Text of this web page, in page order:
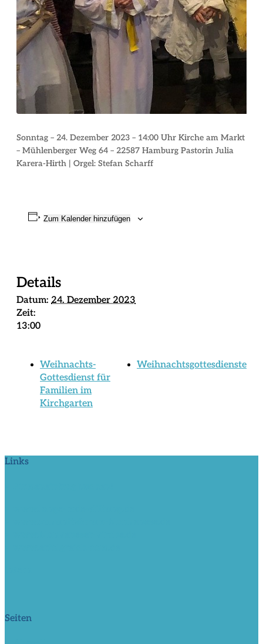
Sonntag – 24. Dezember 2023 – 14:00 Uhr Kirche am Markt
– Mühlenberger Weg 64 – 22587 Hamburg Pastorin Julia
Karera-Hirth | Orgel: Stefan Scharff
Zum Kalender hinzufügen
Details
Datum: 24. Dezember 2023
Zeit:
13:00
Weihnachts-
Gottesdienst für
Familien im
Kirchgarten
Weihnachtsgottesdienste
Links
Seiten